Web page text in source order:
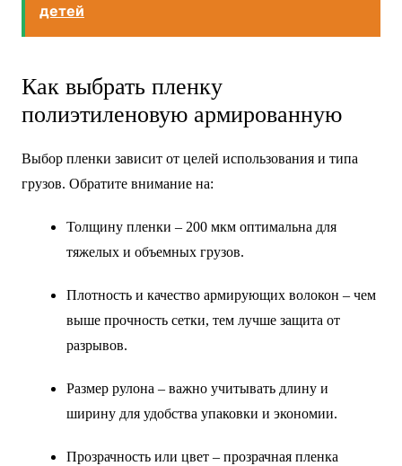
детей
Как выбрать пленку
полиэтиленовую армированную
Выбор пленки зависит от целей использования и типа
грузов. Обратите внимание на:
Толщину пленки – 200 мкм оптимальна для
тяжелых и объемных грузов.
Плотность и качество армирующих волокон – чем
выше прочность сетки, тем лучше защита от
разрывов.
Размер рулона – важно учитывать длину и
ширину для удобства упаковки и экономии.
Прозрачность или цвет – прозрачная пленка